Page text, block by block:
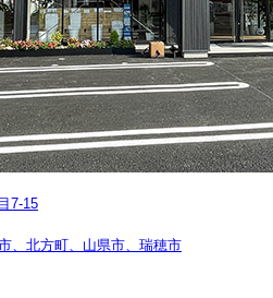
7-15
、北方町、山県市、瑞穂市